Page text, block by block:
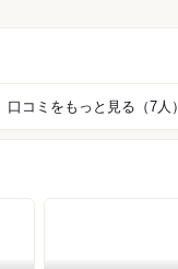
口コミをもっと見る（7人）